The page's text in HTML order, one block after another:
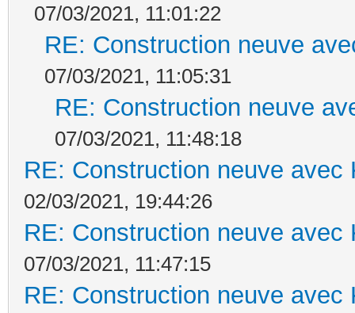
07/03/2021, 11:01:22
RE: Construction neuve
07/03/2021, 11:05:31
RE: Construction neuve
07/03/2021, 11:48:18
RE: Construction neuve avec
02/03/2021, 19:44:26
RE: Construction neuve avec
07/03/2021, 11:47:15
RE: Construction neuve avec